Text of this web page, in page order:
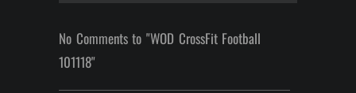
No Comments to "WOD CrossFit Football
101118"